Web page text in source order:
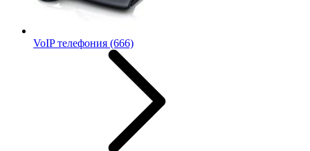
VoIP телефония (666)